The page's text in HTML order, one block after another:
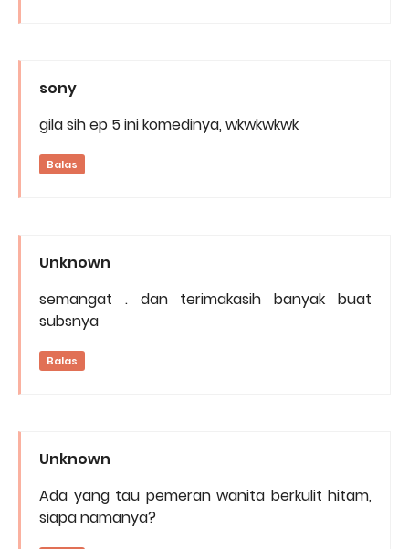
sony
gila sih ep 5 ini komedinya, wkwkwkwk
Balas
Unknown
semangat . dan terimakasih banyak buat
subsnya
Balas
Unknown
Ada yang tau pemeran wanita berkulit hitam,
siapa namanya?